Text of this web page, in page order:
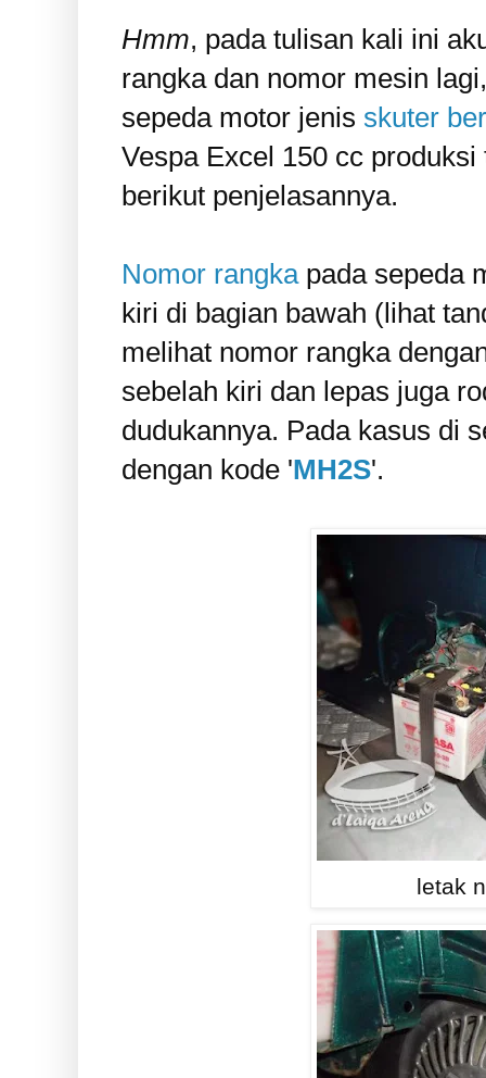
Hmm, pada tulisan kali ini
rangka dan nomor mesin
sepeda motor jenis skuter
Vespa Excel 150 cc
berikut penjelasannya.
Nomor rangkapada sepeda
kiri di bagian bawah (lihat
melihat nomor rangka
sebelah kiri dan lepas juga
dudukannya. Pada kasus di
dengan kode 'MH2S'.
letak